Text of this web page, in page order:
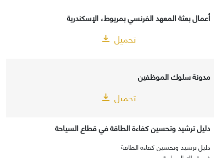
أعمال بعثة المعهد الفرنسي بمريوط، الإسكندرية
تحميل
مدونة سلوك الموظفين
تحميل
دليل ترشيد وتحسين كفاءة الطاقة في قطاع السياحة
دليل ترشيد وتحسين كفاءة الطاقة